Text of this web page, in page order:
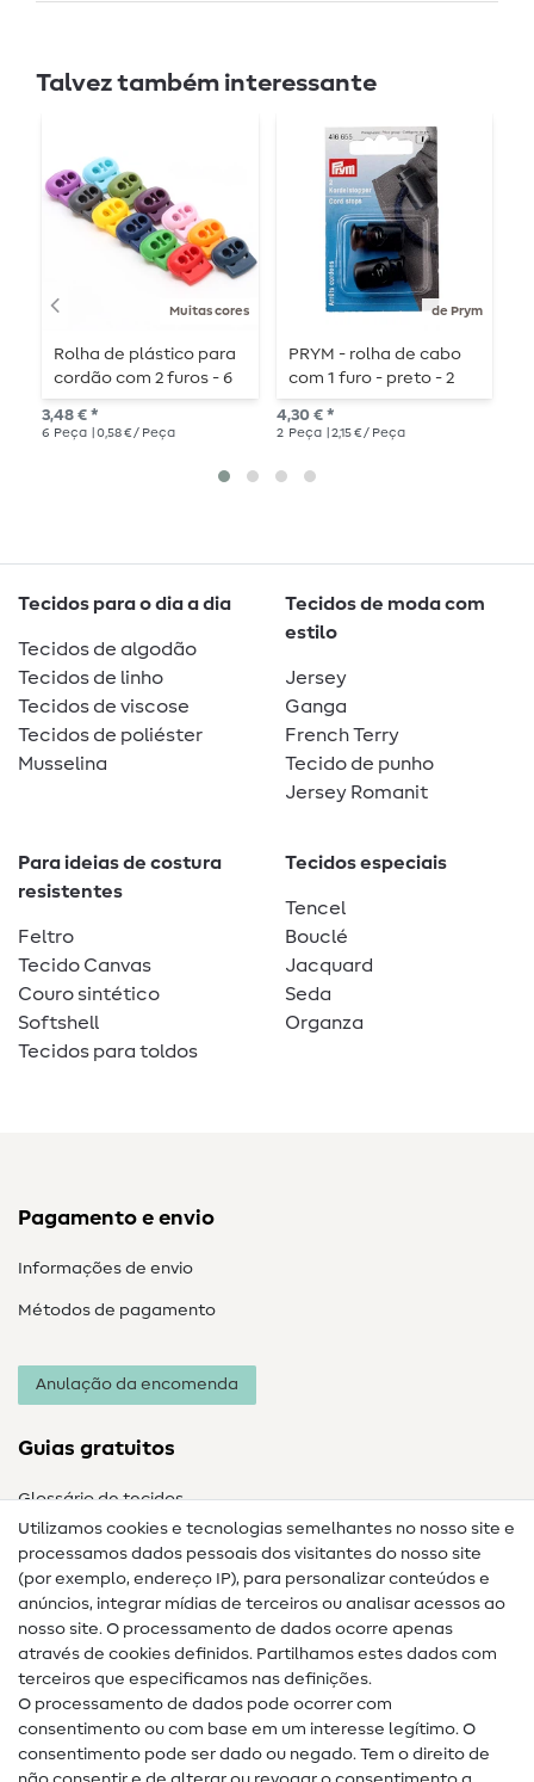
Talvez também interessante
Muitas cores
Rolha de plástico para
cordão com 2 furos - 6
peças
3,48 € *
6 Peça | 0,58 € / Peça
de Prym
PRYM - rolha de cabo
com 1 furo - preto - 2
peças
4,30 € *
2 Peça | 2,15 € / Peça
Tecidos para o dia a dia
Tecidos de algodão
Tecidos de linho
Tecidos de viscose
Tecidos de poliéster
Musselina
Tecidos de moda com
estilo
Jersey
Ganga
French Terry
Tecido de punho
Jersey Romanit
Para ideias de costura
resistentes
Feltro
Tecido Canvas
Couro sintético
Softshell
Tecidos para toldos
Tecidos especiais
Tencel
Bouclé
Jacquard
Seda
Organza
Pagamento e envio
Informações de envio
Métodos de pagamento
Anulação da encomenda
Guias gratuitos
Glossário de tecidos
Guias de costura
Ajuda e contacto
Contacto
Mudança de proprietário
Perguntas frequentes (FAQ)
Utilizamos cookies e tecnologias semelhantes no nosso site e
processamos dados pessoais dos visitantes do nosso site
(por exemplo, endereço IP), para personalizar conteúdos e
anúncios, integrar mídias de terceiros ou analisar acessos ao
nosso site. O processamento de dados ocorre apenas
através de cookies definidos. Partilhamos estes dados com
terceiros que especificamos nas definições.
O processamento de dados pode ocorrer com
consentimento ou com base em um interesse legítimo. O
consentimento pode ser dado ou negado. Tem o direito de